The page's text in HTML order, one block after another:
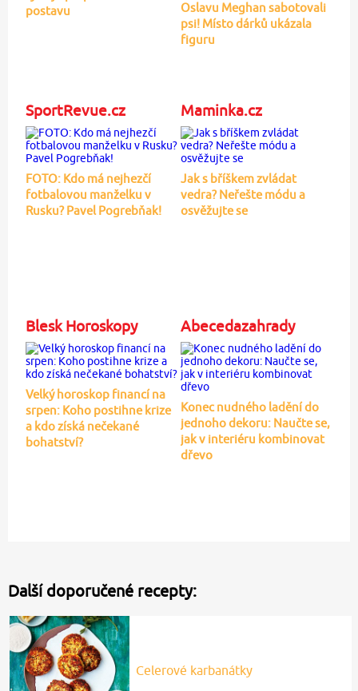
postavu
Oslavu Meghan sabotovali
psi! Místo dárků ukázala
figuru
SportRevue.cz
FOTO: Kdo má nejhezčí
fotbalovou manželku v
Rusku? Pavel Pogrebňak!
Maminka.cz
Jak s bříškem zvládat
vedra? Neřešte módu a
osvěžujte se
Blesk Horoskopy
Velký horoskop financí na
srpen: Koho postihne krize
a kdo získá nečekané
bohatství?
Abecedazahrady
Konec nudného ladění do
jednoho dekoru: Naučte se,
jak v interiéru kombinovat
dřevo
Další doporučené recepty:
Celerové karbanátky